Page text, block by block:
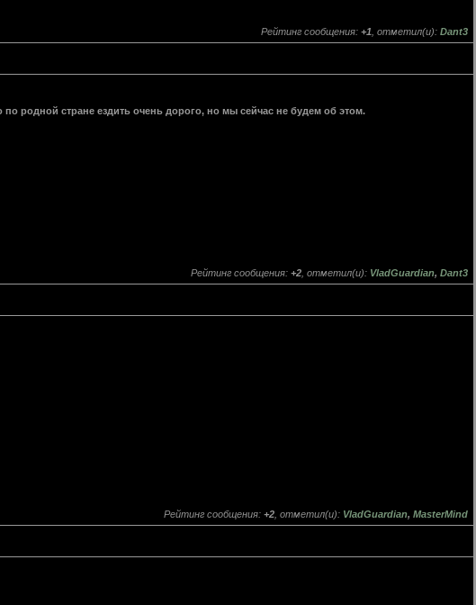
Рейтинг сообщения: +1 , отметил(и): Dant3
родной стране ездить очень дорого, но мы сейчас не будем об этом.
Рейтинг сообщения: +2 , отметил(и): VladGuardian, Dant3
Рейтинг сообщения: +2 , отметил(и): VladGuardian, MasterMind